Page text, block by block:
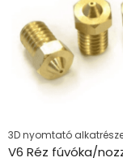
3D nyomtató